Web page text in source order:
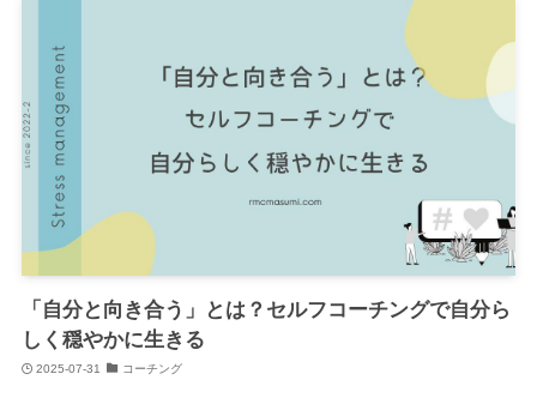
「自分と向き合う」とは？セルフコーチングで自分ら
しく穏やかに生きる
2025-07-31 コーチング